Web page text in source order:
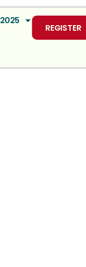
2025
REGISTER